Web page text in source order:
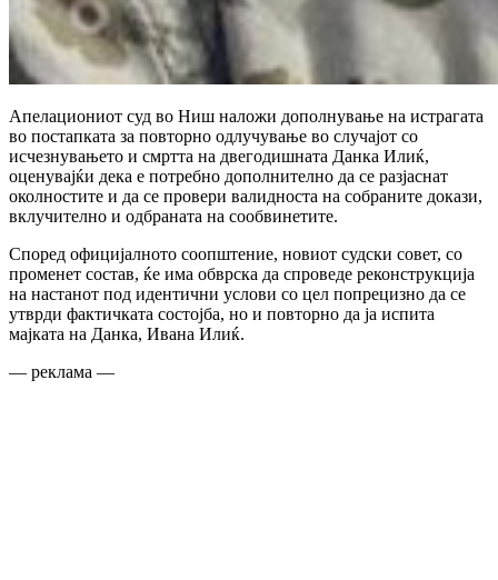
Апелациониот суд во Ниш наложи дополнување на истрагата
во постапката за повторно одлучување во случајот со
исчезнувањето и смртта на двегодишната Данка Илиќ,
оценувајќи дека е потребно дополнително да се разјаснат
околностите и да се провери валидноста на собраните докази,
вклучително и одбраната на сообвинетите.
Според официјалното соопштение, новиот судски совет, со
променет состав, ќе има обврска да спроведе реконструкција
на настанот под идентични услови со цел попрецизно да се
утврди фактичката состојба, но и повторно да ја испита
мајката на Данка, Ивана Илиќ.
— реклама —